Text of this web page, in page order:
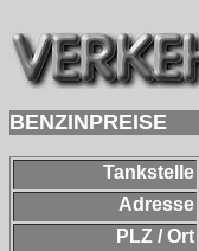
BENZINPREISE
Tankstelle
Adresse
PLZ / Ort